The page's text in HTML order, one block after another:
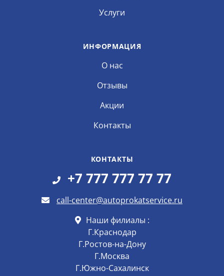
Услуги
ИНФОРМАЦИЯ
О нас
Отзывы
Акции
Контакты
КОНТАКТЫ
+7 777 777 77 77
call-center@autoprokatservice.ru
Наши филиалы :
Г.Краснодар
Г.Ростов-на-Дону
Г.Москва
Г.Южно-Сахалинск